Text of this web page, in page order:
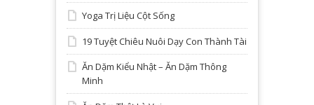
Yoga Trị Liệu Cột Sống
19 Tuyệt Chiêu Nuôi Dạy Con Thành Tài
Ăn Dặm Kiểu Nhật – Ăn Dặm Thông
Minh